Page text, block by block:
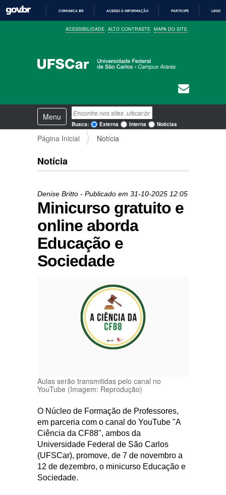
R
A
O
D
O
COMUNICA BR ACESSO À INFORMAÇÃO PARTICIPE
ACESSIBILIDADE ALTO CONTRASTE MAPA DO SITE
Busca
Busca Avançada…
Busca: Externa Interna Notícias
v
Toggle navigation
Página Inicial Notícia
Notícia
Denise Britto - Publicado em 31-10-2025 12:05
Minicurso gratuito e
online aborda
Educação e
Sociedade
Aulas serão transmitidas pelo canal no
YouTube (Imagem: Reprodução)
O Núcleo de Formação de Professores,
em parceria com o canal do YouTube "A
Ciência da CF88", ambos da
Universidade Federal de São Carlos
(UFSCar), promove, de 7 de novembro a
12 de dezembro, o minicurso Educação e
Sociedade.